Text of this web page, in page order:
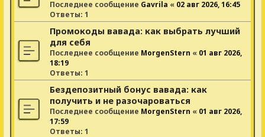
Последнее сообщение Gavrila « 02 авг 2026, 16:45
Ответы: 1
Промокоды вавада: как выбрать лучший
для себя
Последнее сообщение MorgenStern « 01 авг 2026,
18:19
Ответы: 1
Бездепозитный бонус вавада: как
получить и не разочароваться
Последнее сообщение MorgenStern « 01 авг 2026,
17:59
Ответы: 1